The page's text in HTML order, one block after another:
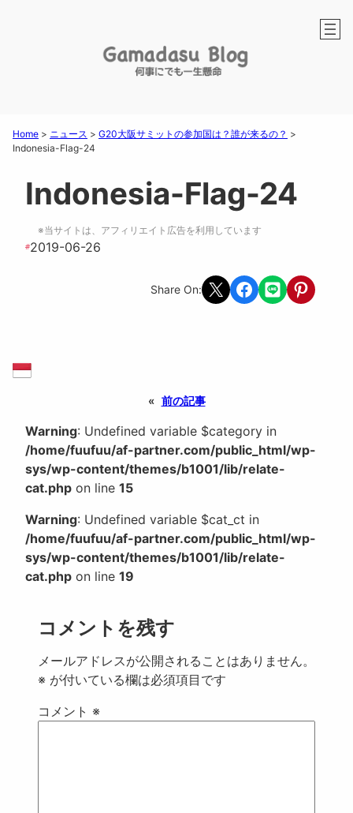
Home > ニュース > G20大阪サミットの参加国は？誰が来るの？ >
Indonesia-Flag-24
Indonesia-Flag-24
※当サイトは、アフィリエイト広告を利用しています
#2019-06-26
Share On: Share on X Share on Facebook
Share on LINEShare on
« 前の記事
Warning: Undefined variable $category in
/home/fuufuu/af-partner.com/public_html/wp-
sys/wp-content/themes/b1001/lib/relate-
cat.php on line 15
Warning: Undefined variable $cat_ct in
/home/fuufuu/af-partner.com/public_html/wp-
sys/wp-content/themes/b1001/lib/relate-
cat.php on line 19
コメントを残す
メールアドレスが公開されることはありません。
※ が付いている欄は必須項目です
コメント ※